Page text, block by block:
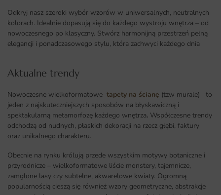
Odkryj nasz szeroki wybór wzorów w uniwersalnych, neutralnych
kolorach. Idealnie dopasują się do każdego wystroju wnętrza – od
nowoczesnego po klasyczny. Stwórz harmonijną przestrzeń pełną
elegancji i ponadczasowego stylu, która zachwyci każdego dnia
Aktualne trendy​
Nowoczesne wielkoformatowe tapety na ścianę (tzw murale) to
jeden z najskuteczniejszych sposobów na błyskawiczną i
spektakularną metamorfozę każdego wnętrza. Współczesne trendy
odchodzą od nudnych, płaskich dekoracji na rzecz głębi, faktury
oraz unikalnego charakteru.
Obecnie na rynku królują przede wszystkim motywy botaniczne i
przyrodnicze – wielkoformatowe liście monstery, tajemnicze,
zamglone lasy czy subtelne, akwarelowe kwiaty. Ogromną
popularnością cieszą się również wzory geometryczne, abstrakcje